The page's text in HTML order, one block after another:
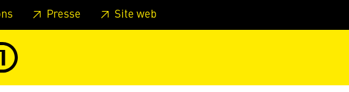
la page Passer au pied de page
Presse Site web